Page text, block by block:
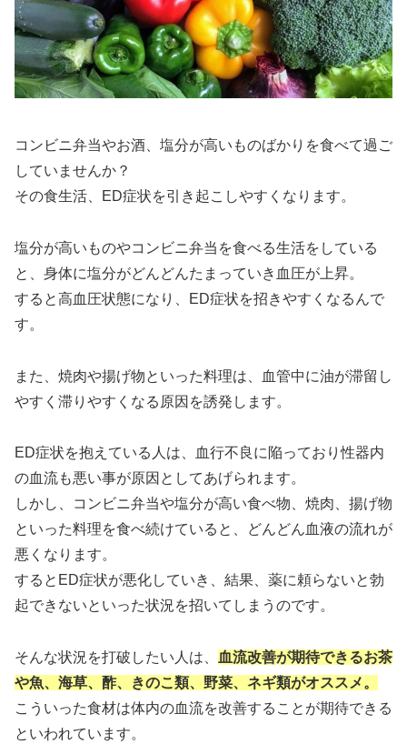
コンビニ弁当やお酒、塩分が高いものばかりを食べて過ご
していませんか？
その食生活、ED症状を引き起こしやすくなります。
塩分が高いものやコンビニ弁当を食べる生活をしている
と、身体に塩分がどんどんたまっていき血圧が上昇。
すると高血圧状態になり、ED症状を招きやすくなるんで
す。
また、焼肉や揚げ物といった料理は、血管中に油が滞留し
やすく滞りやすくなる原因を誘発します。
ED症状を抱えている人は、血行不良に陥っており性器内
の血流も悪い事が原因としてあげられます。
しかし、コンビニ弁当や塩分が高い食べ物、焼肉、揚げ物
といった料理を食べ続けていると、どんどん血液の流れが
悪くなります。
するとED症状が悪化していき、結果、薬に頼らないと勃
起できないといった状況を招いてしまうのです。
そんな状況を打破したい人は、
血流改善が期待できるお茶
や魚、海草、酢、きのこ類、野菜、ネギ類がオススメ。
こういった食材は体内の血流を改善することが期待できる
といわれています。